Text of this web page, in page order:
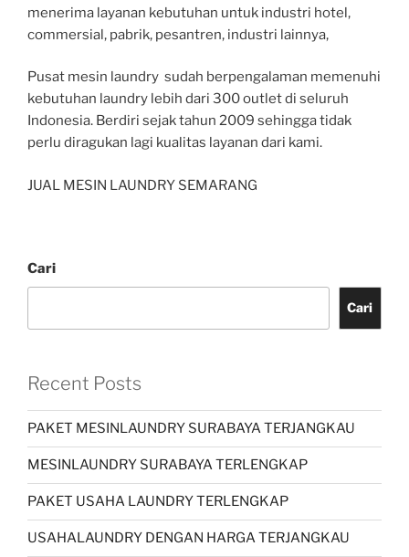
menerima layanan kebutuhan untuk industri hotel,
commersial, pabrik, pesantren, industri lainnya,
Pusat mesin laundry sudah berpengalaman memenuhi
kebutuhan laundry lebih dari 300 outlet di seluruh
Indonesia. Berdiri sejak tahun 2009 sehingga tidak
perlu diragukan lagi kualitas layanan dari kami.
JUAL MESIN LAUNDRY SEMARANG
Cari
Cari
Recent Posts
PAKET MESINLAUNDRY SURABAYA TERJANGKAU
MESINLAUNDRY SURABAYA TERLENGKAP
PAKET USAHA LAUNDRY TERLENGKAP
USAHALAUNDRY DENGAN HARGA TERJANGKAU